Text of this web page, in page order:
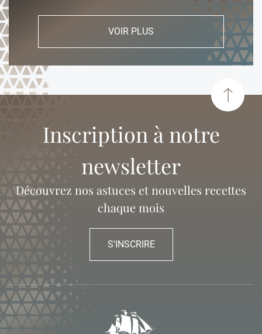
VOIR PLUS
Inscription à notre
newsletter
Découvrez nos astuces et nouvelles recettes
chaque mois
S'INSCRIRE